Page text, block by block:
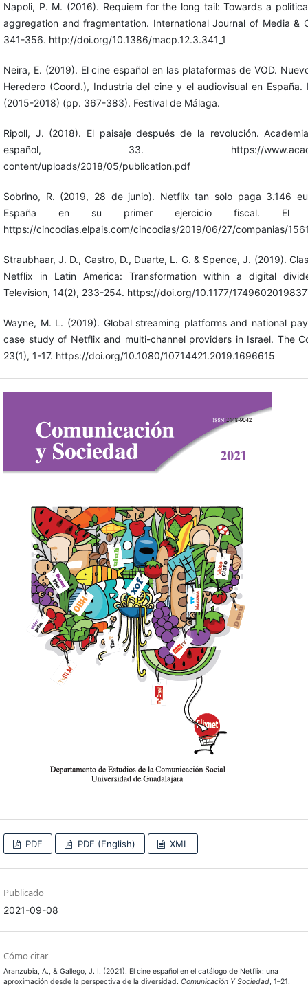
Napoli, P. M. (2016). Requiem for the long tail: Towards a
aggregation and fragmentation. International Journal of Media &
341-356. http://doi.org/10.1386/macp.12.3.341_1
Neira, E. (2019). El cine español en las plataformas de VOD.
Heredero (Coord.), Industria del cine y el audiovisual en España.
(2015-2018) (pp. 367-383). Festival de Málaga.
Ripoll, J. (2018). El paisaje después de la revolución.
español, 33. https://
content/uploads/2018/05/publication.pdf
Sobrino, R. (2019, 28 de junio). Netflix tan solo paga 3.146
España en su primer ejercicio fiscal. El
https://cincodias.elpais.com/cincodias/2019/06/27/companias/
Straubhaar, J. D., Castro, D., Duarte, L. G. & Spence, J. (2019).
Netflix in Latin America: Transformation within a digital
Television, 14(2), 233-254. https://doi.org/10.1177/
Wayne, M. L. (2019). Global streaming platforms and national
case study of Netflix and multi-channel providers in Israel. The
23(1), 1-17. https://doi.org/10.1080/10714421.2019.1696615
PDF PDF (English) XML
Publicado
2021-09-08
Cómo citar
Aranzubia, A., & Gallego, J. I. (2021). El cine español en el catálogo de Netflix: una
aproximación desde la perspectiva de la diversidad. Comunicación Y Sociedad, 1–21.